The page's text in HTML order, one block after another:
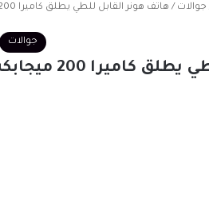
جوالات / هاتف هونر القابل للطي يطلق كاميرا 200 ميجابكسل في عام 2026 بتقنية مستقبلية مدهشة
جوالات
في عام 2026 بتقنية مستقبلية مدهشة